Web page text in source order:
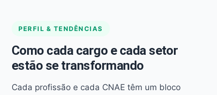
PERFIL & TENDÊNCIAS
Como cada cargo e cada setor
estão se transformando
Cada profissão e cada CNAE têm um bloco